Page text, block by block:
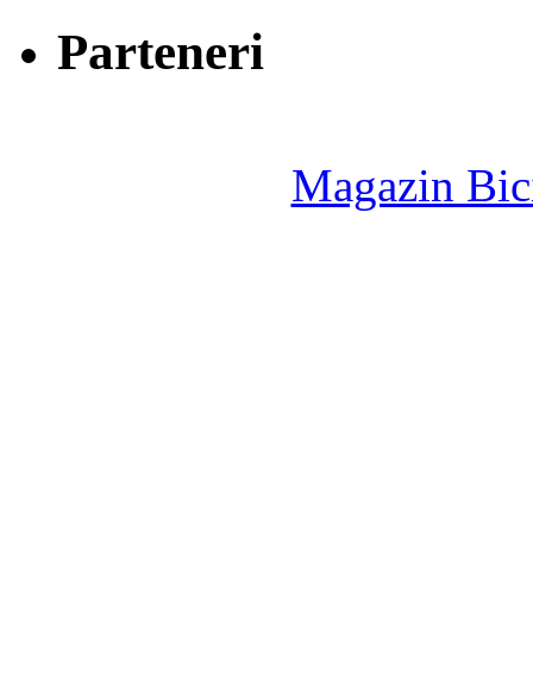
Parteneri
Magazin